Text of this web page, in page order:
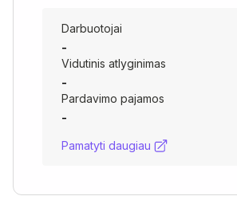
Darbuotojai
-
Vidutinis atlyginimas
-
Pardavimo pajamos
-
Pamatyti daugiau